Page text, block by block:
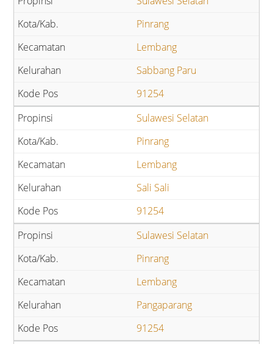
Pinrang
Lembang
Sabbang Paru
91254
Sulawesi Selatan
Pinrang
Lembang
Sali Sali
91254
Sulawesi Selatan
Pinrang
Lembang
Pangaparang
91254